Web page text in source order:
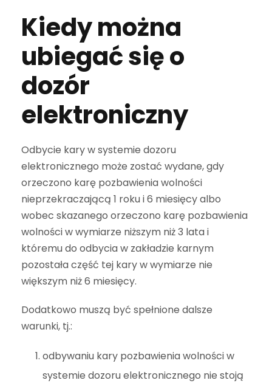
Kiedy można
ubiegać się o
dozór
elektroniczny
Odbycie kary w systemie dozoru
elektronicznego może zostać wydane, gdy
orzeczono karę pozbawienia wolności
nieprzekraczającą 1 roku i 6 miesięcy albo
wobec skazanego orzeczono karę pozbawienia
wolności w wymiarze niższym niż 3 lata i
któremu do odbycia w zakładzie karnym
pozostała część tej kary w wymiarze nie
większym niż 6 miesięcy.
Dodatkowo muszą być spełnione dalsze
warunki, tj.:
odbywaniu kary pozbawienia wolności w
systemie dozoru elektronicznego nie stoją